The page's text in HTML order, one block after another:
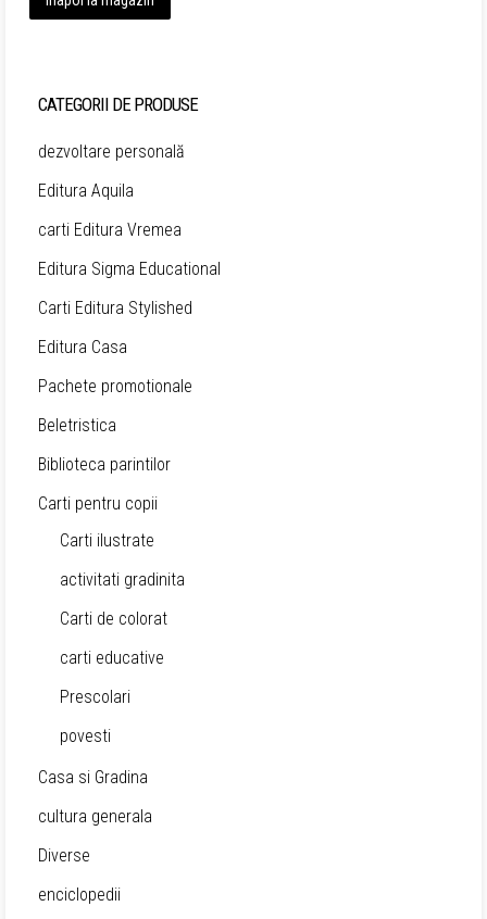
CATEGORII DE PRODUSE
dezvoltare personală
Editura Aquila
carti Editura Vremea
Editura Sigma Educational
Carti Editura Stylished
Editura Casa
Pachete promotionale
Beletristica
Biblioteca parintilor
Carti pentru copii
Carti ilustrate
activitati gradinita
Carti de colorat
carti educative
Prescolari
povesti
Casa si Gradina
cultura generala
Diverse
enciclopedii